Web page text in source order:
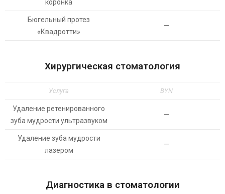
коронка
Бюгельный протез
«Квадротти»
—
Хирургическая стоматология
Услуга BYN
Удаление ретенированного
зуба мудрости ультразвуком
—
Удаление зуба мудрости
лазером
—
Диагностика в стоматологии